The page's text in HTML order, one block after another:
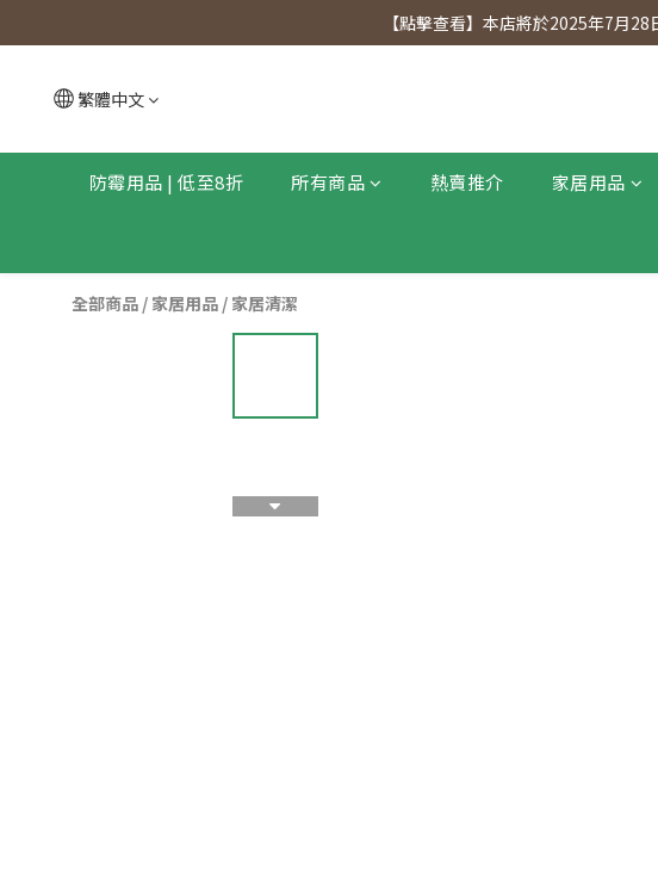
【點擊查看】會員專享 星
【點擊查看】本店將於2025年7月
繁體中文
防霉用品 | 低至8折 所有商品 熱賣推介 家居用品
全部商品 / 家居用品 / 家居清潔